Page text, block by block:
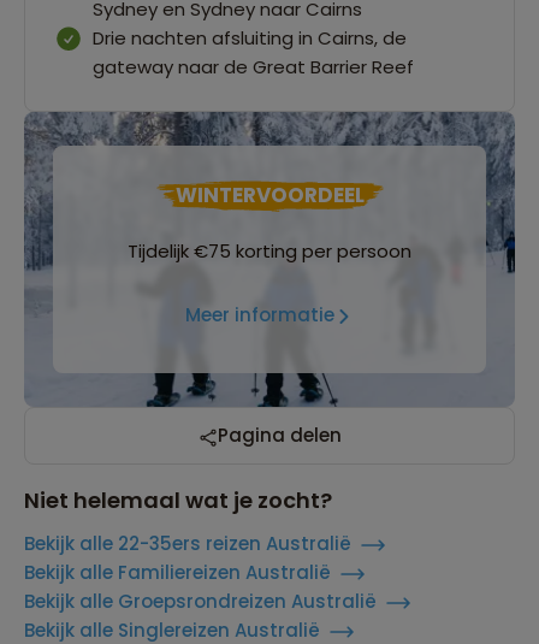
Sydney en Sydney naar Cairns
Drie nachten afsluiting in Cairns, de
gateway naar de Great Barrier Reef
WINTERVOORDEEL
Tijdelijk €75 korting per persoon
Meer informatie
Pagina delen
Niet helemaal wat je zocht?
Bekijk alle 22-35ers reizen Australië
Bekijk alle Familiereizen Australië
Bekijk alle Groepsrondreizen Australië
Bekijk alle Singlereizen Australië